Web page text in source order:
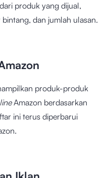
produk yang dijual,
dan jumlah ulasan.
produk-produk
Amazon berdasarkan
ini terus diperbarui